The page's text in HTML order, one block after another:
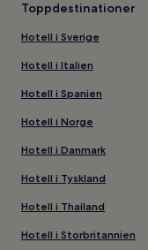
Toppdestinationer
Hotell i Sverige
Hotell i Italien
Hotell i Spanien
Hotell i Norge
Hotell i Danmark
Hotell i Tyskland
Hotell i Thailand
Hotell i Storbritannien